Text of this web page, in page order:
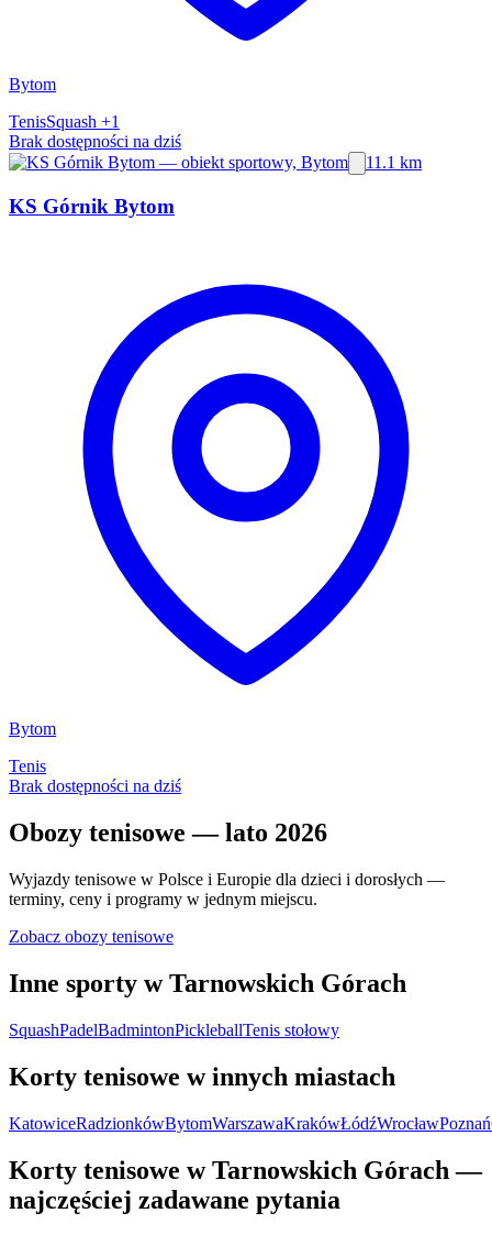
Bytom
TenisSquash +1
Brak dostępności na dziś
11.1 km
KS Górnik Bytom
Bytom
Tenis
Brak dostępności na dziś
Obozy tenisowe — lato 2026
Wyjazdy tenisowe w Polsce i Europie dla dzieci i dorosłych —
terminy, ceny i programy w jednym miejscu.
Zobacz obozy tenisowe
Inne sporty w Tarnowskich Górach
SquashPadelBadmintonPickleballTenis stołowy
Korty tenisowe w innych miastach
KatowiceRadzionkówBytomWarszawaKrakówŁódźWrocławPoznań
Korty tenisowe w Tarnowskich Górach —
najczęściej zadawane pytania